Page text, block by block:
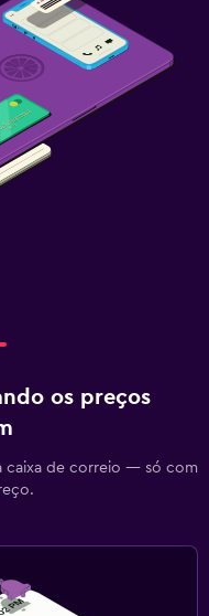
os preços
caixa de correio — só com